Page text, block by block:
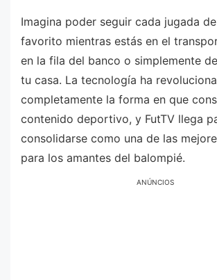
Imagina poder seguir cada jugada
favorito mientras estás en el
en la fila del banco o simplemente
tu casa. La tecnología ha
completamente la forma en que
contenido deportivo, y FutTV llega
consolidarse como una de las
para los amantes del balompié.
ANÚNCIOS